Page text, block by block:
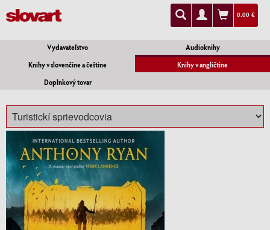
0.00 €
Vydavateľstvo
Audioknihy
Knihy v slovenčine a češtine
Knihy v angličtine
Doplnkový tovar